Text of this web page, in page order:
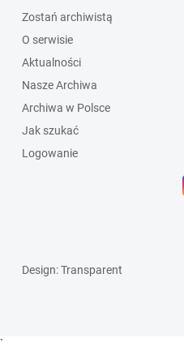
Zostań archiwistą
O serwisie
Aktualności
Nasze Archiwa
Archiwa w Polsce
Jak szukać
Logowanie
Design: Transparent
`